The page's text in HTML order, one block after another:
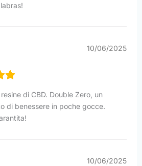
10/06/2025
di CBD. Double Zero, un
di benessere in poche gocce.
10/06/2025